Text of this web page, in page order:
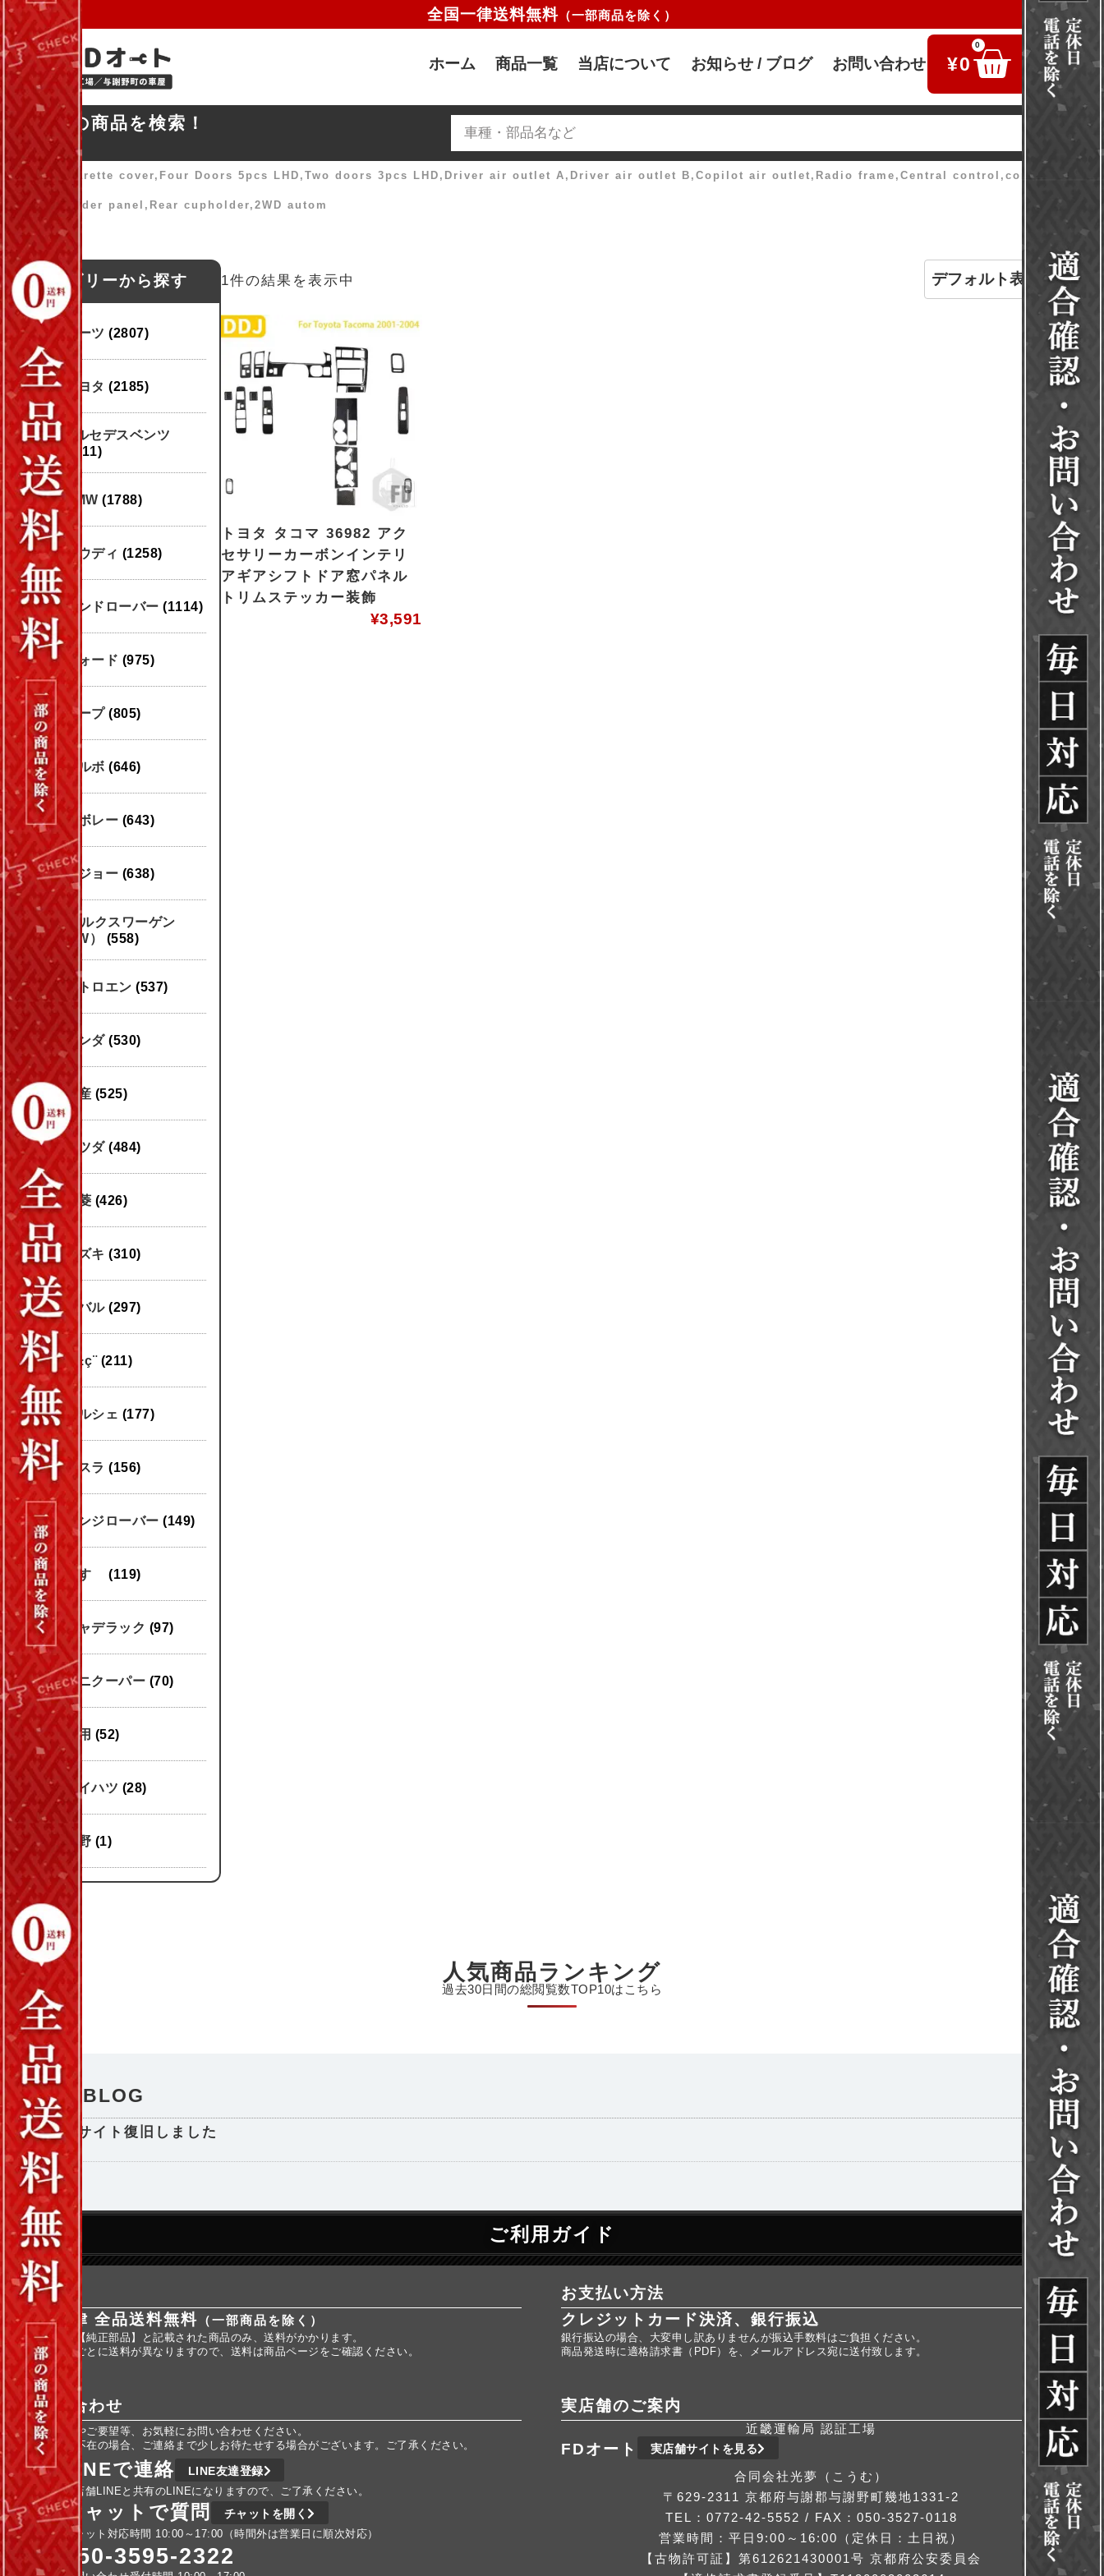
全国一律送料無料 （一部商品を除く）
ホーム 商品一覧 当店について お知らせ / ブログ お問い合わせ ¥0
0
お探しの商品を検索！
ホーム » Cigarette cover,Four Doors 5pcs LHD,Two doors 3pcs LHD,Driver air outlet A,Driver air outlet B,Copilot air outlet,Radio frame,Central control,control set
4pcs,Cupholder panel,Rear cupholder,2WD autom
カテゴリーから探す
パーツ (2807)
トヨタ (2185)
メルセデスベンツ
(1911)
BMW (1788)
アウディ (1258)
ランドローバー (1114)
フォード (975)
ジープ (805)
ボルボ (646)
シボレー (643)
プジョー (638)
フォルクスワーゲン
（VW） (558)
シトロエン (537)
ホンダ (530)
日産 (525)
マツダ (484)
三菱 (426)
スズキ (310)
スバル (297)
æ±ç¨ (211)
ポルシェ (177)
テスラ (156)
レンジローバー (149)
いすゞ (119)
キャデラック (97)
ミニクーパー (70)
汎用 (52)
ダイハツ (28)
日野 (1)
1件の結果を表示中
トヨタ タコマ 36982 アク
セサリーカーボンインテリ
アギアシフトドア窓パネル
トリムステッカー装飾
¥3,591
人気商品ランキング
過去30日間の総閲覧数TOP10はこちら
NEWS / BLOG
2025-08-29 サイト復旧しました
一覧を見る
ご利用ガイド
送料
全国一律 全品送料無料 （一部商品を除く）
※商品名に【純正部品】と記載された商品のみ、送料がかかります。
※純正部品ごとに送料が異なりますので、送料は商品ページをご確認ください。
お支払い方法
クレジットカード決済、銀行振込
銀行振込の場合、大変申し訳ありませんが振込手数料はご負担ください。
商品発送時に適格請求書（PDF）を、メールアドレス宛に送付致します。
お問い合わせ
ご不明な点やご要望等、お気軽にお問い合わせください。
車検などで不在の場合、ご連絡まで少しお待たせする場合がございます。ご了承ください。
LINEで連絡 LINE友達登録
実店舗LINEと共有のLINEになりますので、ご了承ください。
チャットで質問 チャットを開く
チャット対応時間 10:00～17:00（時間外は営業日に順次対応）
050-3595-2322
実店舗のご案内
近畿運輸局 認証工場
FDオート 実店舗サイトを見る
合同会社光夢（こうむ）
〒629-2311 京都府与謝郡与謝野町幾地1331-2
TEL：0772-42-5552 / FAX：050-3527-0118
営業時間：平日9:00～16:00（定休日：土日祝）
【古物許可証】第612621430001号 京都府公安委員会